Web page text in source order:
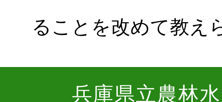
ることを改めて教え
兵庫県⽴農林